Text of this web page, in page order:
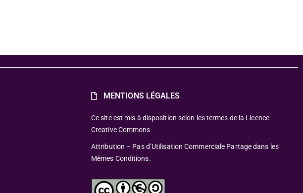
MENTIONS LÉGALES
Ce site est mis à disposition selon les termes de la Licence
Creative Commons
Attribution – Pas d’Utilisation Commerciale Partage dans les
Mêmes Conditions.